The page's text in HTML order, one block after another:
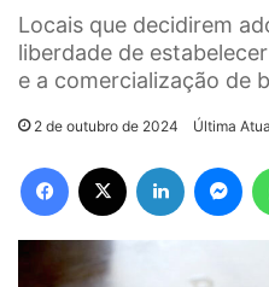
Locais que decidirem
liberdade de
e a comercialização de
2 de outubro de 2024 Última
Facebook Linkedin